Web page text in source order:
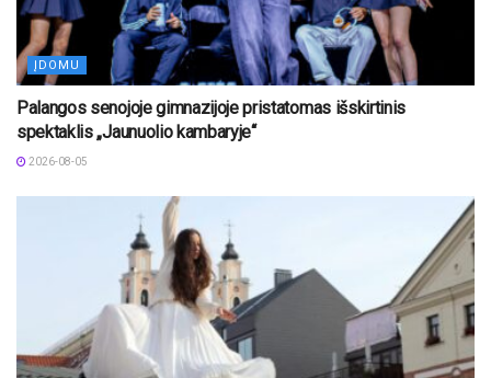
ĮDOMU
Palangos senojoje gimnazijoje pristatomas išskirtinis
spektaklis „Jaunuolio kambaryje“
2026-08-05